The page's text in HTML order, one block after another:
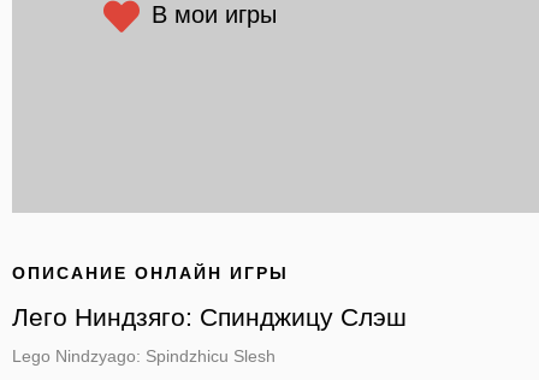
В мои игры
ОПИСАНИЕ ОНЛАЙН ИГРЫ
Лего Ниндзяго: Спинджицу Слэш
Lego Nindzyago: Spindzhicu Slesh